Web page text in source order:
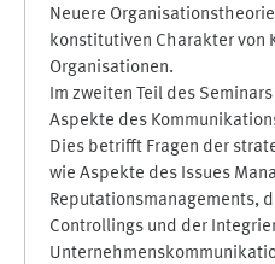
Neuere
konstitutiven Charakter von
Organisationen.
Im zweiten Teil des
Aspekte des
Dies betrifft Fragen der
wie Aspekte des Issues
Reputationsmanagements,
Controllings und der